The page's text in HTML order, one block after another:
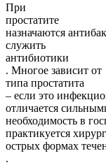
При
простатите
назначаются
служить
антибиотики
. Многое зависит от
типа простатита
– если это
отличается
необходимость в
практикуется
острых формах
.